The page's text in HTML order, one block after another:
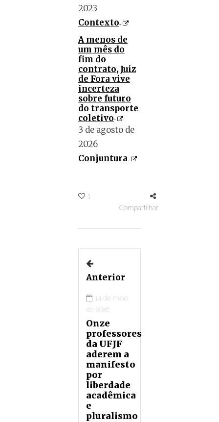
2023
Contexto
A menos de
um mês do
fim do
contrato, Juiz
de Fora vive
incerteza
sobre futuro
do transporte
coletivo
3 de agosto de
2026
Conjuntura
1
Compartilhar
Anterior
14 de maio
de 2026
Onze
professores
da UFJF
aderem a
manifesto
por
liberdade
acadêmica
e
pluralismo